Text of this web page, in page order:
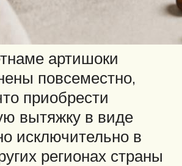
артишоки
повсеместно,
приобрести
вытяжку в виде
исключительно в
регионах страны